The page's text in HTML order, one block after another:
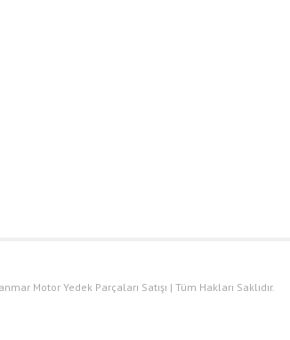
Motor Yedek Parçaları Satışı | Tüm Hakları Saklıdır.